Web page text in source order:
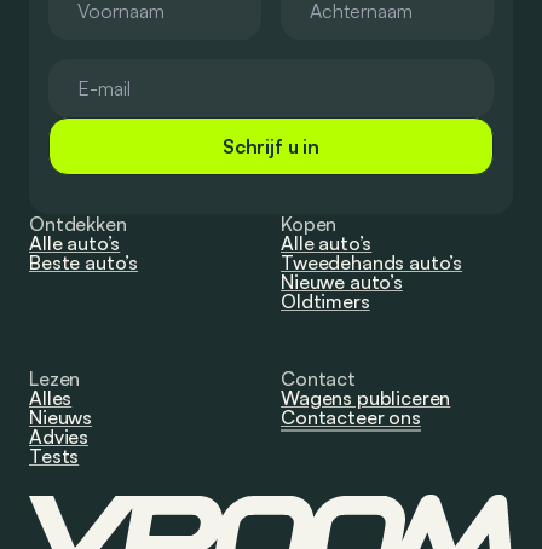
Schrijf u in
Ontdekken
Alle auto’s
Beste auto’s
Kopen
Alle auto’s
Tweedehands auto’s
Nieuwe auto’s
Oldtimers
Lezen
Alles
Nieuws
Advies
Tests
Contact
Wagens publiceren
Contacteer ons